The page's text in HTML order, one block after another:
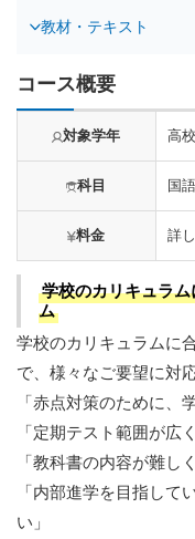
教材・テキスト
コース概要
対象学年 高
科目 国
料金 詳
学校のカリキュラ
ム
学校のカリキュラムに
で、様々なご要望に対
「赤点対策のために、
「定期テスト範囲が広
「教科書の内容が難し
「内部進学を目指して
い」